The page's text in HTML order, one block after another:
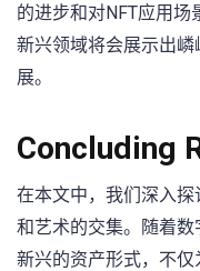
的进步和对NFT应用场
新兴领域将会展示出
展。
Concluding
在本文中，我们深入
和艺术的交集。随着
新兴的资产形式，不